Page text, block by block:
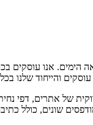
אנו עוסקים
והייחוד שלנו
של אתרים, דפי
שונים, כולל